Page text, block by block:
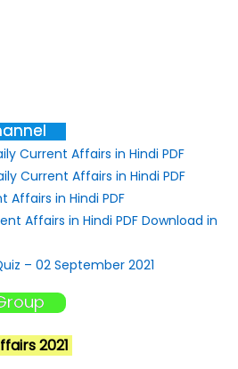
Current Affairs in Hindi PDF
Current Affairs in Hindi PDF
Affairs in Hindi PDF
Affairs in Hindi PDF Download in
– 02 September 2021
2021